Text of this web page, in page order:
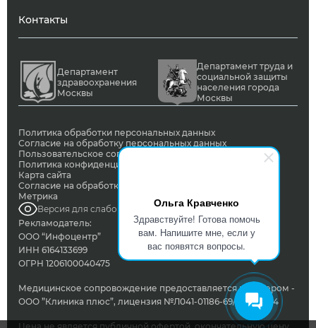
Ольга Кравченко
Здравствуйте! Готова помочь
вам. Напишите мне, если у
вас появятся вопросы.
Контакты
Департамент
здравоохранения
Москвы
Департамент труда и
социальной защиты
населения города
Москвы
Политика обработки персональных данных
Согласие на обработку персональных данных
Пользовательское соглашение
Политика конфиденциальности
Карта сайта
Согласие на обработку ПД с помощью сервиса Яндекс
Метрика
Версия для слабовидящих
Рекламодатель:
ООО “Инфоцентр”
ИНН 6164133699
ОГРН 1206100040475
Медицинское сопровождение предоставляется партнером -
ООО ”Клиника плюс”, лицензия №Л041-01186-69/00342824